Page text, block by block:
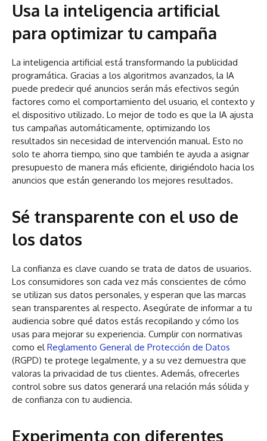
Usa la inteligencia artificial
para optimizar tu campaña
La inteligencia artificial está transformando la publicidad
programática. Gracias a los algoritmos avanzados, la IA
puede predecir qué anuncios serán más efectivos según
factores como el comportamiento del usuario, el contexto y
el dispositivo utilizado. Lo mejor de todo es que la IA ajusta
tus campañas automáticamente, optimizando los
resultados sin necesidad de intervención manual. Esto no
solo te ahorra tiempo, sino que también te ayuda a asignar
presupuesto de manera más eficiente, dirigiéndolo hacia los
anuncios que están generando los mejores resultados.
Sé transparente con el uso de
los datos
La confianza es clave cuando se trata de datos de usuarios.
Los consumidores son cada vez más conscientes de cómo
se utilizan sus datos personales, y esperan que las marcas
sean transparentes al respecto. Asegúrate de informar a tu
audiencia sobre qué datos estás recopilando y cómo los
usas para mejorar su experiencia. Cumplir con normativas
como elReglamento General de Protección de Datos
(RGPD) te protege legalmente, y a su vez demuestra que
valoras la privacidad de tus clientes. Además, ofrecerles
control sobre sus datos generará una relación más sólida y
de confianza con tu audiencia.
Experimenta con diferentes